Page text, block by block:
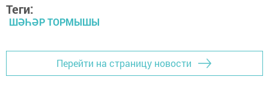
Теги:
ШӘҺӘР ТОРМЫШЫ
Перейти на страницу новости